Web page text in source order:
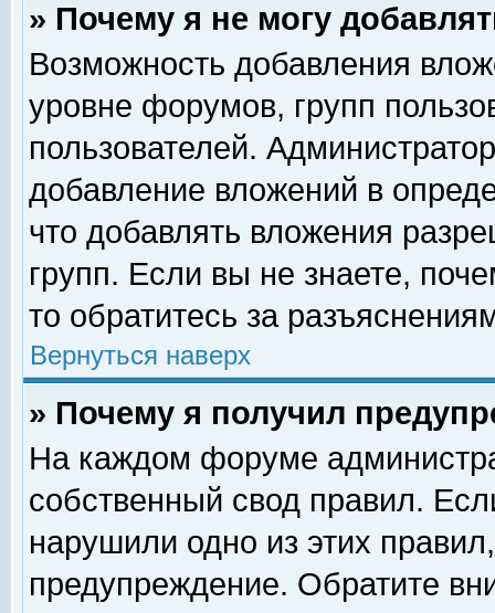
» Почему я не могу
Возможность добавления
уровне форумов, групп
пользователей.
добавление вложений в
что добавлять вложения
групп. Если вы не знаете,
то обратитесь за
Вернуться наверх
» Почему я получил
На каждом форуме
собственный свод правил.
нарушили одно из этих
предупреждение. Обратите